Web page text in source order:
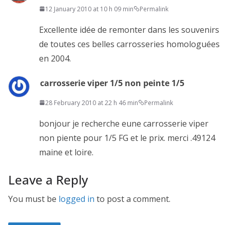
12 January 2010 at 10 h 09 min Permalink
Excellente idée de remonter dans les souvenirs
de toutes ces belles carrosseries homologuées
en 2004.
carrosserie viper 1/5 non peinte 1/5
28 February 2010 at 22 h 46 min Permalink
bonjour je recherche eune carrosserie viper
non piente pour 1/5 FG et le prix. merci .49124
maine et loire.
Leave a Reply
You must be logged in to post a comment.